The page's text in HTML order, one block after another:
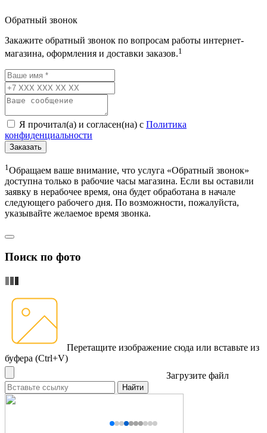
Обратный звонок
Закажите обратный звонок по вопросам работы интернет-
магазина, оформления и доставки заказов.1
Я прочитал(а) и согласен(на) с Политика
конфиденциальности
Заказать
1 Обращаем ваше внимание, что услуга «Обратный звонок»
доступна только в рабочие часы магазина. Если вы оставили
заявку в нерабочее время, она будет обработана в начале
следующего рабочего дня. По возможности, пожалуйста,
указывайте желаемое время звонка.
Поиск по фото
Перетащите изображение сюда или вставьте из
буфера (Ctrl+V)
Загрузите файл
Найти